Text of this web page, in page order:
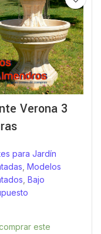
Verona 3
para Jardín
Modelos
Bajo
este